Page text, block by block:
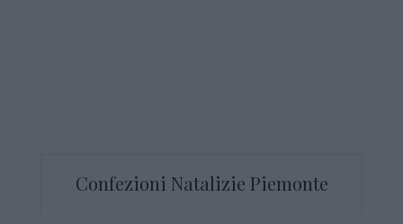
Confezioni Natalizie Piemonte